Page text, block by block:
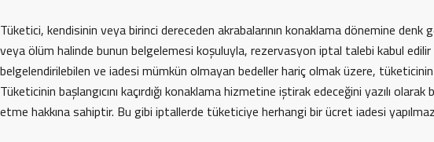
Tüketici, kendisinin veya birinci dereceden akrabalarının konaklama dönemine
veya ölüm halinde bunun belgelemesi koşuluyla, rezervasyon iptal talebi kabul
belgelendirilebilen ve iadesi mümkün olmayan bedeller hariç olmak üzere,
Tüketicinin başlangıcını kaçırdığı konaklama hizmetine iştirak edeceğini yazılı
etme hakkına sahiptir. Bu gibi iptallerde tüketiciye herhangi bir ücret iadesi